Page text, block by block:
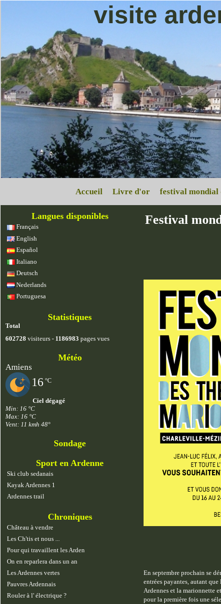
visite
Accueil Livre d'or festival mondial
Langues disponibles
Français
English
Español
Italiano
Deutsch
Nederlands
Portuguesa
Statistiques
Total
602728 visiteurs - 1186983 pages vues
Météo
Amiens
16 °C
Ciel dégagé
Min: 16 °C
Max: 16 °C
Vent: 11 kmh 48°
Sondage
Sport en Ardenne
Ski club sedanais
Kayak Ardennes 1
Ardennes trail
Chroniques
Château à vendre
Les Ch'tis et nous ...
Pour qui travaillent les Arden
On en reparlera dans un an
Les Ardennes vertes
Pauvres Ardennais
Rouler à l' électrique ?
Festival
En septembre prochain se
entrées payantes, autant
Ardennes et la marionnette
pour la première fois une